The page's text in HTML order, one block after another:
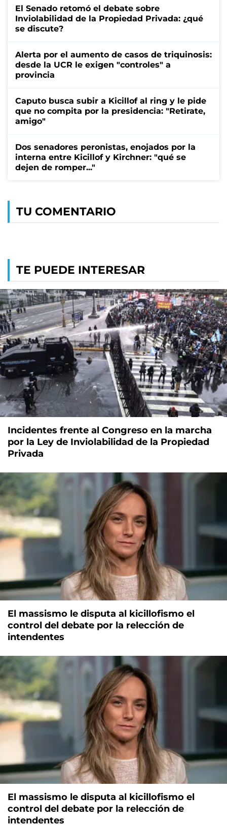
El Senado retomó el debate sobre
Inviolabilidad de la Propiedad Privada: ¿qué
se discute?
Alerta por el aumento de casos de triquinosis:
desde la UCR le exigen "controles" a
provincia
Caputo busca subir a Kicillof al ring y le pide
que no compita por la presidencia: "Retirate,
amigo"
Dos senadores peronistas, enojados por la
interna entre Kicillof y Kirchner: "qué se
dejen de romper..."
TU COMENTARIO
TE PUEDE INTERESAR
Incidentes frente al Congreso en la marcha
por la Ley de Inviolabilidad de la Propiedad
Privada
El massismo le disputa al kicillofismo el
control del debate por la relección de
intendentes
El massismo le disputa al kicillofismo el
control del debate por la relección de
intendentes